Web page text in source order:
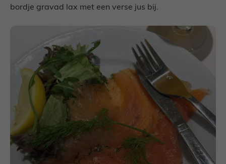
bordje gravad lax met een verse jus bij.